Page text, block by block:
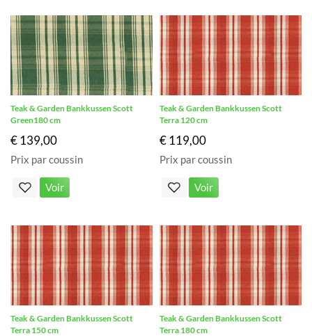
Teak & Garden Bankkussen Scott
Green180 cm
€ 139,00
Prix par coussin
Voir
Teak & Garden Bankkussen Scott
Terra 120 cm
€ 119,00
Prix par coussin
Voir
Teak & Garden Bankkussen Scott
Terra 150 cm
Teak & Garden Bankkussen Scott
Terra 180 cm